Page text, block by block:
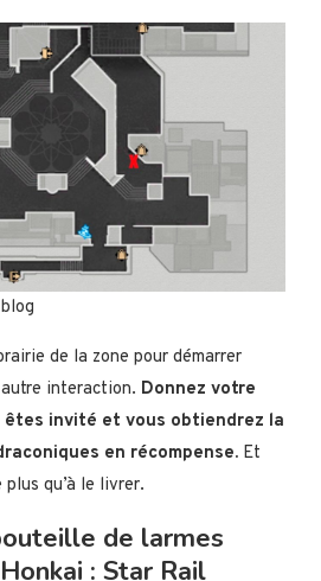
de la zone pour démarrer
interaction. Donnez votre
invité et vous obtiendrez la
en récompense. Et
qu’à le livrer.
de larmes
: Star Rail